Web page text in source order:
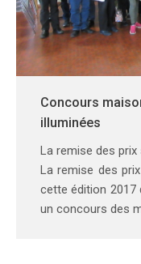
Concours
illuminées
La remise des prix
La remise des
cette édition 2017
un concours des